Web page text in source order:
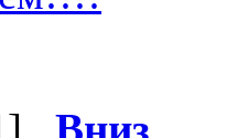
] Вниз